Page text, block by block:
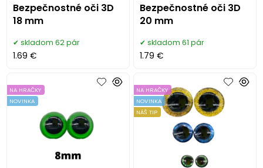
Bezpečnostné oči 3D
18 mm
skladom 62 pár
1.69 €
Bezpečnostné oči 3D
20 mm
skladom 61 pár
1.79 €
NA HRAČKY
NOVINKA
NA HRAČKY
NOVINKA
NÁŠ TIP